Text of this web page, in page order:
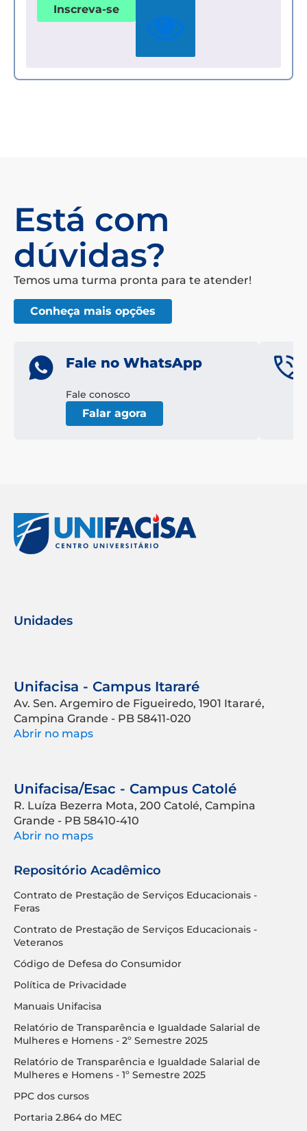
Inscreva-se
Está com
dúvidas?
Temos uma turma pronta para te atender!
Conheça mais opções
Fale no WhatsApp
Fale conosco
Falar agora
Unidades
Unifacisa - Campus Itararé
Av. Sen. Argemiro de Figueiredo, 1901 Itararé,
Campina Grande - PB 58411-020
Abrir no maps
Unifacisa/Esac - Campus Catolé
R. Luíza Bezerra Mota, 200 Catolé, Campina
Grande - PB 58410-410
Abrir no maps
Repositório Acadêmico
Contrato de Prestação de Serviços Educacionais -
Feras
Contrato de Prestação de Serviços Educacionais -
Veteranos
Código de Defesa do Consumidor
Política de Privacidade
Manuais Unifacisa
Relatório de Transparência e Igualdade Salarial de
Mulheres e Homens - 2º Semestre 2025
Relatório de Transparência e Igualdade Salarial de
Mulheres e Homens - 1º Semestre 2025
PPC dos cursos
Portaria 2.864 do MEC